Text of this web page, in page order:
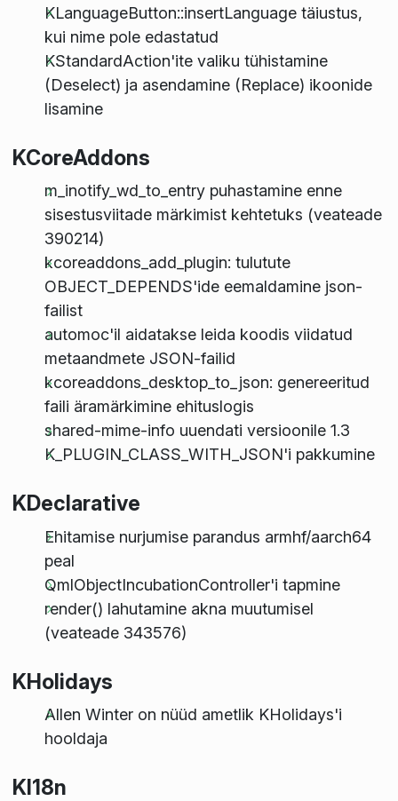
KLanguageButton::insertLanguage täiustus,
kui nime pole edastatud
KStandardAction'ite valiku tühistamine
(Deselect) ja asendamine (Replace) ikoonide
lisamine
KCoreAddons
m_inotify_wd_to_entry puhastamine enne
sisestusviitade märkimist kehtetuks (veateade
390214)
kcoreaddons_add_plugin: tulutute
OBJECT_DEPENDS'ide eemaldamine json-
failist
automoc'il aidatakse leida koodis viidatud
metaandmete JSON-failid
kcoreaddons_desktop_to_json: genereeritud
faili äramärkimine ehituslogis
shared-mime-info uuendati versioonile 1.3
K_PLUGIN_CLASS_WITH_JSON'i pakkumine
KDeclarative
Ehitamise nurjumise parandus armhf/aarch64
peal
QmlObjectIncubationController'i tapmine
render() lahutamine akna muutumisel
(veateade 343576)
KHolidays
Allen Winter on nüüd ametlik KHolidays'i
hooldaja
KI18n